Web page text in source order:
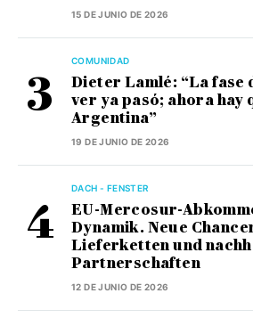
15 DE JUNIO DE 2026
COMUNIDAD
Dieter Lamlé: “La fase
ver ya pasó; ahora hay
Argentina”
19 DE JUNIO DE 2026
DACH - FENSTER
EU-Mercosur-
Dynamik. Neue
Lieferketten und
Partnerschaften
12 DE JUNIO DE 2026